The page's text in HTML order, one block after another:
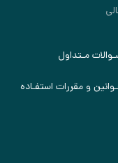
مـتداول
و مقررات استفـاده